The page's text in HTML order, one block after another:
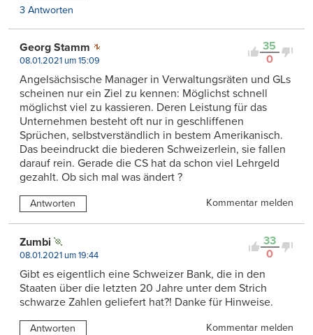
3 Antworten
35
0
Georg Stamm
08.01.2021 um 15:09
Angelsächsische Manager in Verwaltungsräten und GLs
scheinen nur ein Ziel zu kennen: Möglichst schnell
möglichst viel zu kassieren. Deren Leistung für das
Unternehmen besteht oft nur in geschliffenen
Sprüchen, selbstverständlich in bestem Amerikanisch.
Das beeindruckt die biederen Schweizerlein, sie fallen
darauf rein. Gerade die CS hat da schon viel Lehrgeld
gezahlt. Ob sich mal was ändert ?
Antworten Kommentar melden
33
0
Zumbi
08.01.2021 um 19:44
Gibt es eigentlich eine Schweizer Bank, die in den
Staaten über die letzten 20 Jahre unter dem Strich
schwarze Zahlen geliefert hat?! Danke für Hinweise.
Antworten
Kommentar melden